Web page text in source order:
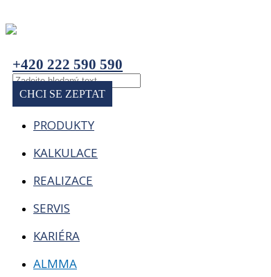
+420 222 590 590
CHCI SE ZEPTAT
PRODUKTY
KALKULACE
REALIZACE
SERVIS
KARIÉRA
ALMMA